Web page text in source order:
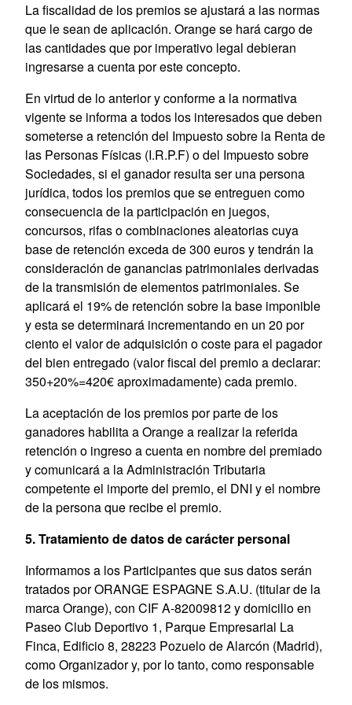
La fiscalidad de los premios se ajustará a las normas
que le sean de aplicación. Orange se hará cargo de
las cantidades que por imperativo legal debieran
ingresarse a cuenta por este concepto.
En virtud de lo anterior y conforme a la normativa
vigente se informa a todos los interesados que deben
someterse a retención del Impuesto sobre la Renta de
las Personas Físicas (I.R.P.F) o del Impuesto sobre
Sociedades, si el ganador resulta ser una persona
jurídica, todos los premios que se entreguen como
consecuencia de la participación en juegos,
concursos, rifas o combinaciones aleatorias cuya
base de retención exceda de 300 euros y tendrán la
consideración de ganancias patrimoniales derivadas
de la transmisión de elementos patrimoniales. Se
aplicará el 19% de retención sobre la base imponible
y esta se determinará incrementando en un 20 por
ciento el valor de adquisición o coste para el pagador
del bien entregado (valor fiscal del premio a declarar:
350+20%=420€ aproximadamente) cada premio.
La aceptación de los premios por parte de los
ganadores habilita a Orange a realizar la referida
retención o ingreso a cuenta en nombre del premiado
y comunicará a la Administración Tributaria
competente el importe del premio, el DNI y el nombre
de la persona que recibe el premio.
5. Tratamiento de datos de carácter personal
Informamos a los Participantes que sus datos serán
tratados por ORANGE ESPAGNE S.A.U. (titular de la
marca Orange), con CIF A-82009812 y domicilio en
Paseo Club Deportivo 1, Parque Empresarial La
Finca, Edificio 8, 28223 Pozuelo de Alarcón (Madrid),
como Organizador y, por lo tanto, como responsable
de los mismos.